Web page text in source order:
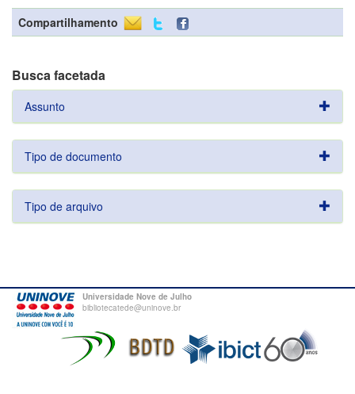
Compartilhamento
Busca facetada
Assunto
Tipo de documento
Tipo de arquivo
Universidade Nove de Julho
bibliotecatede@uninove.br